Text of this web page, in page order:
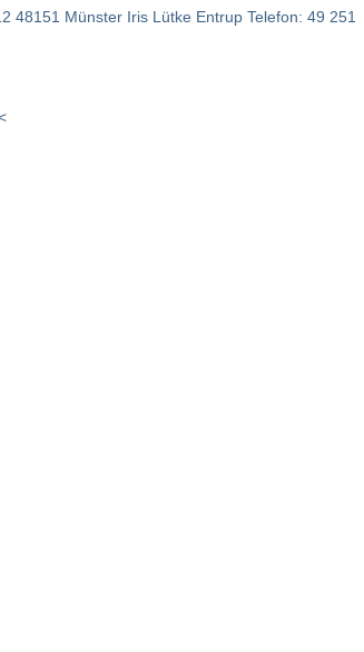
48151 Münster Iris Lütke Entrup Telefon: 49 251